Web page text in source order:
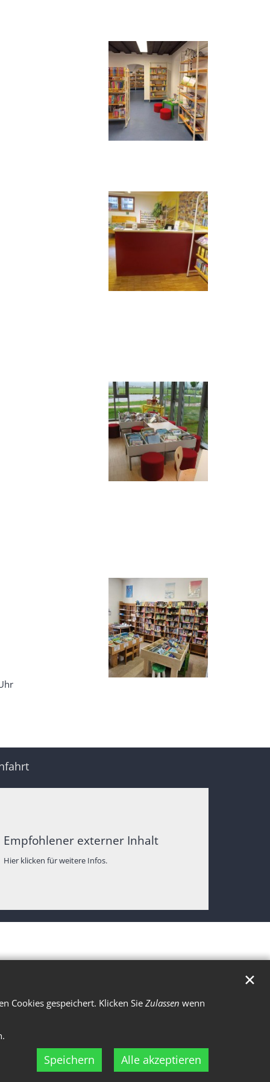
Cookies gespeichert. Klicken Sie Zulassen wenn
Speichern Alle akzeptieren
✕
Empfohlener externer Inhalt
Hier klicken für weitere Infos.